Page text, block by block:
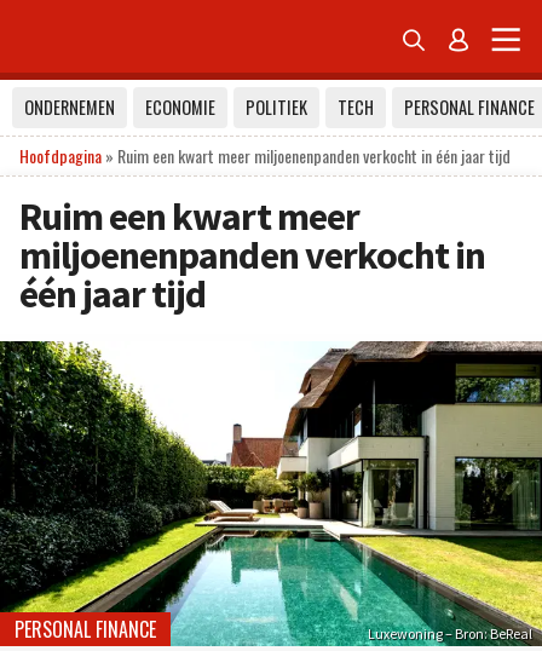
 
ONDERNEMEN ECONOMIE POLITIEK TECH
PERSONAL FINANCE
Hoofdpagina» Ruim een kwart meer miljoenenpanden verkocht in één jaar tijd
Ruim een kwart meer
miljoenenpanden verkocht in
één jaar tijd
Luxewoning – Bron: BeReal
PERSONAL FINANCE